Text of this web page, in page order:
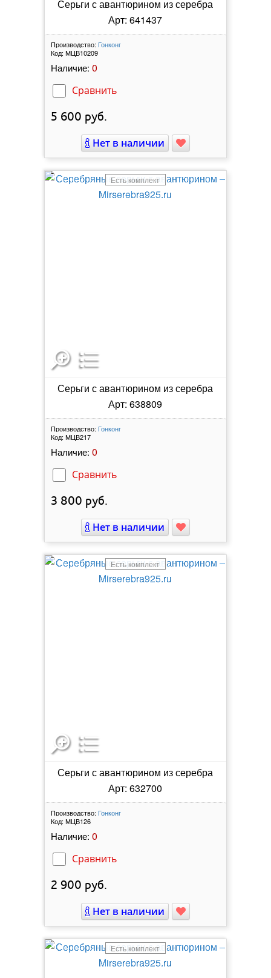
Серьги с авантюрином из серебра
Арт: 641437
Производство: Гонконг
Код: МЦВ10209
Наличие: 0
Сравнить
5 600 руб.
Нет в наличии
Есть комплект
Серьги с авантюрином из серебра
Арт: 638809
Производство: Гонконг
Код: МЦВ217
Наличие: 0
Сравнить
3 800 руб.
Нет в наличии
Есть комплект
Серьги с авантюрином из серебра
Арт: 632700
Производство: Гонконг
Код: МЦВ126
Наличие: 0
Сравнить
2 900 руб.
Нет в наличии
Есть комплект